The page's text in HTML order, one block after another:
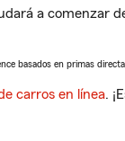
a comenzar
basados en primas
carros en línea.